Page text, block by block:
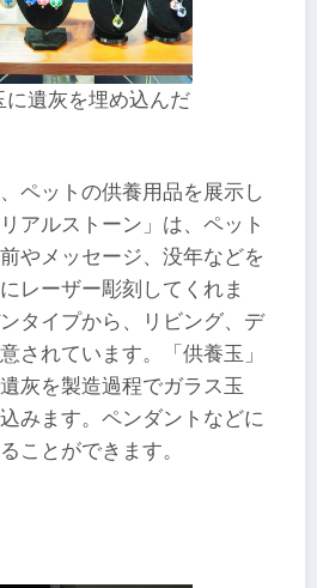
に遺灰を埋め込んだ
ペットの供養用品を展示し
アルストーン」は、ペット
やメッセージ、没年などを
レーザー彫刻してくれま
タイプから、リビング、デ
されています。「供養玉」
灰を製造過程でガラス玉
みます。ペンダントなどに
ことができます。